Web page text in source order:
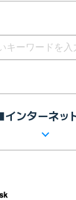
ンターネッ